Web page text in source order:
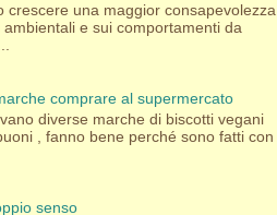
crescere una maggior consapevolezza
e sui comportamenti da
comprare al supermercato
diverse marche di biscotti vegani
, fanno bene perché sono fatti con
senso